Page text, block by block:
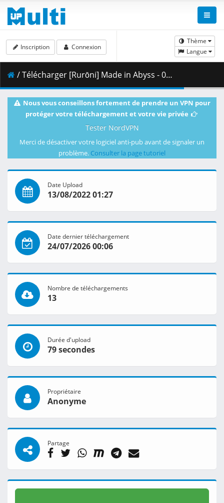
Thème
Langue
Inscription Connexion
/ Télécharger [Rurōni] Made in Abyss - 09. The Great Fault.mkv.001 ( 385.94 MB )
Nous vous conseillons fortement de prendre un VPN pour
protéger votre téléchargement et votre vie privée
Tester NordVPN
Merci de désactiver votre logiciel anti-pub avant de signaler un
problème. Consulter la page tutoriel
Date Upload
13/08/2022 01:27
Date dernier téléchargement
24/07/2026 00:06
Nombre de téléchargements
13
Durée d'upload
79 secondes
Propriétaire
Anonyme
Partage